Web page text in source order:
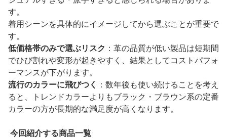
す。
着用シーンを具体的にイメージしてから選ぶことが重要で
す。
低価格帯のみで選ぶリスク ：革の品質が低い製品は短期間
でひび割れや変形が起きやすく、結果としてコストパフォ
ーマンスが下がります。
流行のカラーに飛びつく ：数年後も使い続けることを考え
ると、トレンドカラーよりもブラック・ブラウン系の定番
カラーの方が長期的な満足度が高くなります。
今回紹介する商品一覧